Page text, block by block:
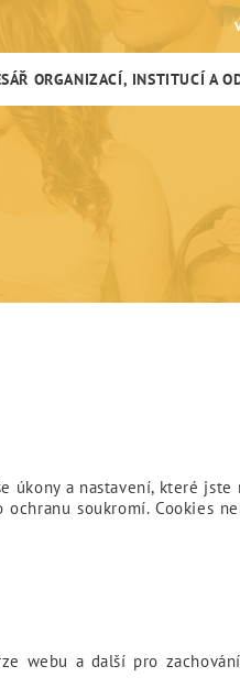
ORGANIZACÍ, INSTITUCÍ A
úkony a nastavení, které
ochranu soukromí. Cookies
webu a další pro